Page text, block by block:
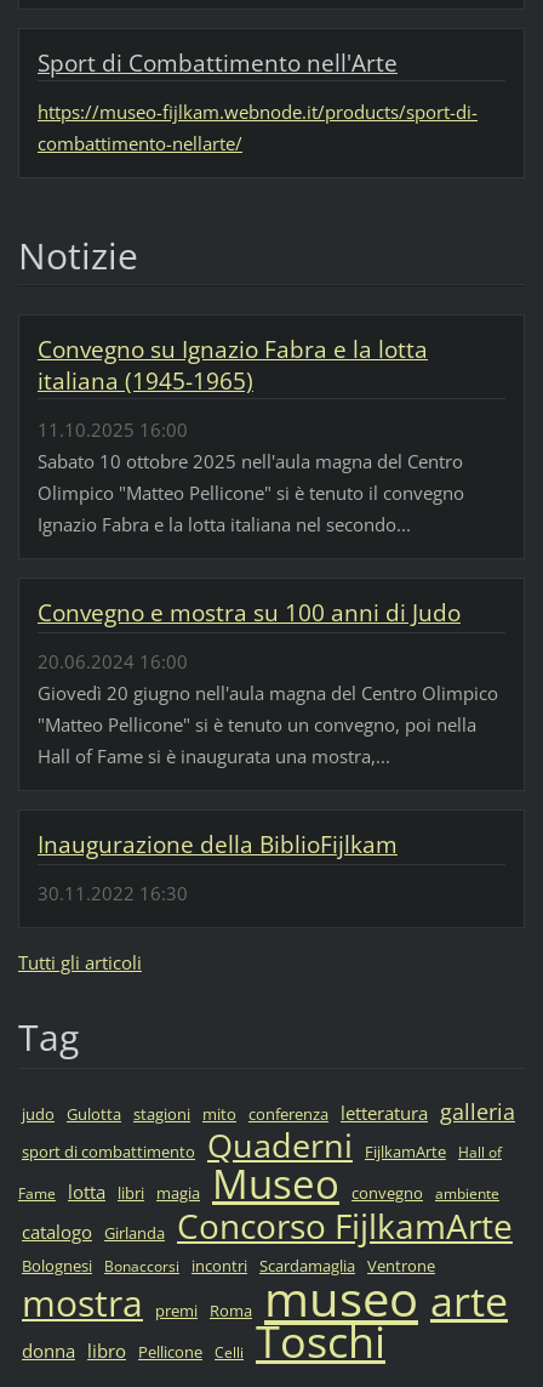
Sport di Combattimento nell'Arte
https://museo-fijlkam.webnode.it/products/sport-di-
combattimento-nellarte/
Notizie
Convegno su Ignazio Fabra e la lotta
italiana (1945-1965)
11.10.2025 16:00
Sabato 10 ottobre 2025 nell'aula magna del Centro
Olimpico "Matteo Pellicone" si è tenuto il convegno
Ignazio Fabra e la lotta italiana nel secondo...
Convegno e mostra su 100 anni di Judo
20.06.2024 16:00
Giovedì 20 giugno nell'aula magna del Centro Olimpico
"Matteo Pellicone" si è tenuto un convegno, poi nella
Hall of Fame si è inaugurata una mostra,...
Inaugurazione della BiblioFijlkam
30.11.2022 16:30
Tutti gli articoli
Tag
judo Gulotta stagioni mito conferenza letteratura galleria
sport di combattimento Quaderni FijlkamArte
Hall of
Fame
lotta libri magia Museo convegno ambiente
catalogo Girlanda Concorso FijlkamArte
Bolognesi Bonaccorsi incontri Scardamaglia Ventrone
mostra premi Roma museo arte
donna libro Pellicone Celli Toschi